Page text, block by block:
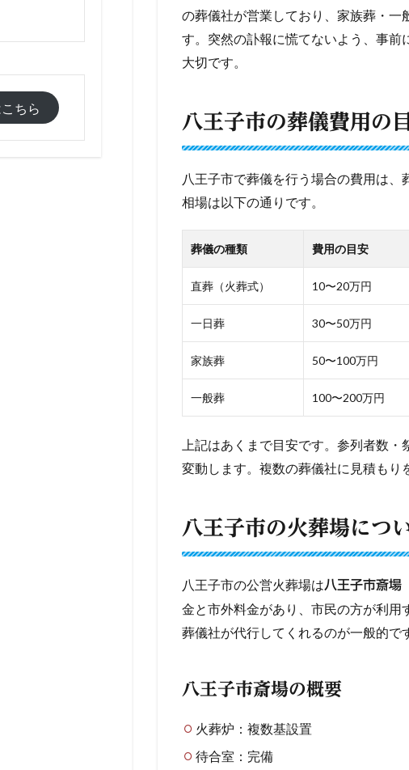
の葬儀社が営業しており、家族葬・一
す。突然の訃報に慌てないよう、事
大切です。
八王子市の葬儀費用の
八王子市で葬儀を行う場合の費用は
相場は以下の通りです。
葬儀の種類 費用の目安
直葬（火葬式） 10〜20万円
一日葬 30〜50万円
家族葬 50〜100万円
一般葬 100〜200万円
上記はあくまで目安です。参列者数
変動します。複数の葬儀社に見積もり
八王子市の火葬場につ
八王子市の公営火葬場は八王子市斎場
金と市外料金があり、市民の方が利
葬儀社が代行してくれるのが一般的で
八王子市斎場の概要
火葬炉：複数基設置
待合室：完備
ちら